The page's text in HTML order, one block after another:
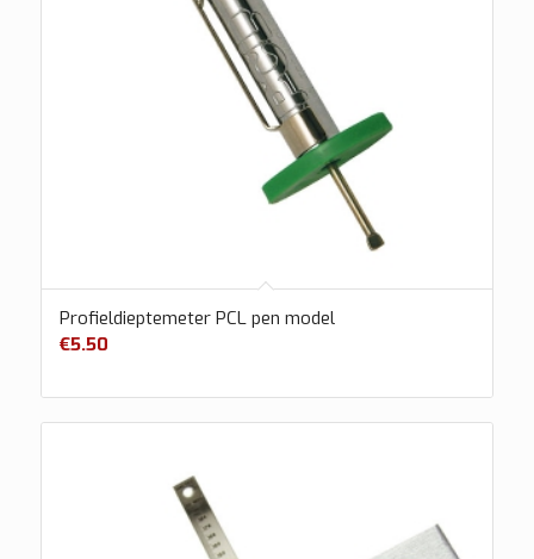
Profieldieptemeter PCL pen model
€5.50